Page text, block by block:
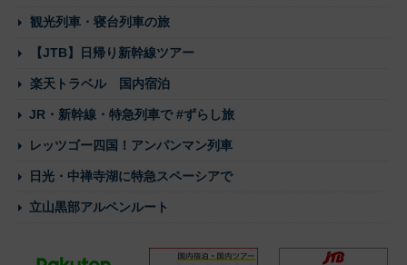
観光列車・寝台列車の旅
【JTB】日帰り新幹線ツアー
楽天トラベル 国内宿泊
JR・新幹線・特急列車で #ずらし旅
レッツゴー四国！アンパンマン列車
日光・中禅寺湖に特急スペーシアで
立山黒部アルペンルート